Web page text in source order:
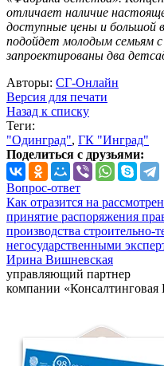
отличает наличие
доступные цены и большой
подойдет молодым семьям
запроектированы два
Авторы: СГ-Онлайн
Версия для печати
Назад к списку
Теги:
"Одинград", ГК "Инград"
Поделиться с друзьями:
Вопрос-ответ
Как отразится на
принятие распоряжения
производства строительно-
негосударственными
Ирина Вишневская
управляющий партнер
компании